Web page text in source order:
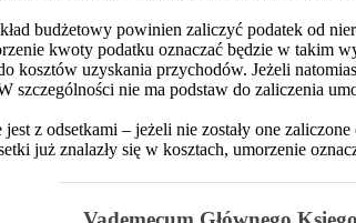
budżetowy powinien zaliczyć podatek od
kwoty podatku oznaczać będzie w takim
kosztów uzyskania przychodów. Jeżeli
szczególności nie ma podstaw do zaliczenia
z odsetkami – jeżeli nie zostały one
już znalazły się w kosztach, umorzenie